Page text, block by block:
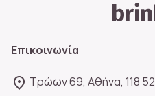
Επικοινωνία
Τρώων 69, Αθήνα, 118 52